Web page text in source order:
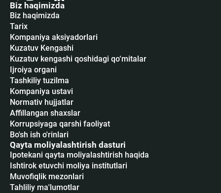
Biz haqimizda
Biz haqimizda
Tarix
Kompaniya aksiyadorlari
Kuzatuv Kengashi
Kuzatuv kengashi qoshidagi qo‘mitalar
Ijroiya organi
Tashkiliy tuzilma
Kompaniya ustavi
Normativ hujjatlar
Affillangan shaxslar
Korrupsiyaga qarshi faoliyat
Bo'sh ish o'rinlari
Qayta moliyalashtirish dasturi
Ipotekani qayta moliyalashtirish haqida
Ishtirok etuvchi moliya institutlari
Muvofiqlik mezonlari
Tahliliy ma'lumotlar